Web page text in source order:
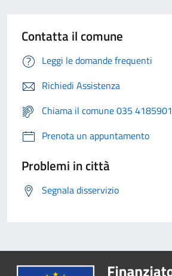
Contatta il comune
Leggi le domande frequenti
Richiedi Assistenza
Chiama il comune 035 4185901
Prenota un appuntamento
Problemi in città
Segnala disservizio